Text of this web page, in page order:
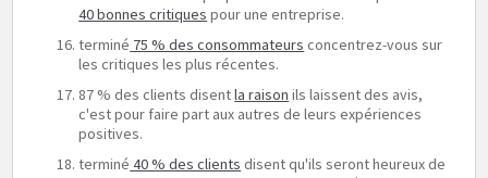
40 bonnes critiques pour une entreprise.
terminé 75 % des consommateurs concentrez-vous sur
les critiques les plus récentes.
87 % des clients disentla raison ils laissent des avis,
c'est pour faire part aux autres de leurs expériences
positives.
terminé 40 % des clients disent qu'ils seront heureux de